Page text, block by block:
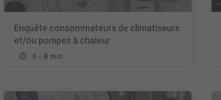
Enquête consommateurs de climatiseurs
et/ou pompes à chaleur
3 - 8 min